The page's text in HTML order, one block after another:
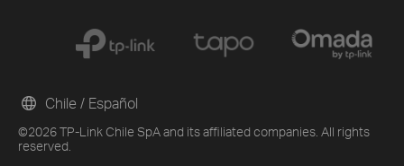
©2026 TP-Link Chile SpA and its affiliated companies. All rights
reserved.
Chile / Español